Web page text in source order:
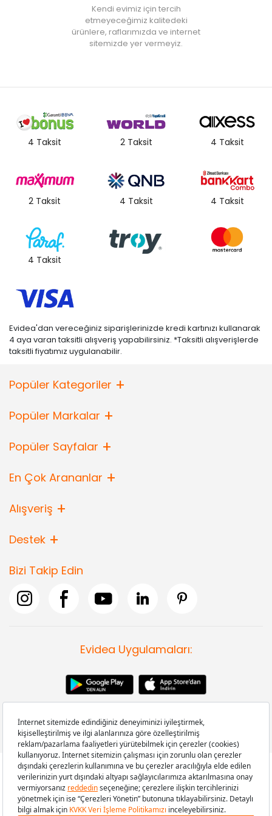
Kendi evimiz için tercih
etmeyeceğimiz kalitedeki
ürünlere, raflarımızda ve internet
sitemizde yer vermeyiz.
4 Taksit 2 Taksit 4 Taksit
2 Taksit 4 Taksit 4 Taksit
4 Taksit
Evidea'dan vereceğiniz siparişlerinizde kredi kartınızı kullanarak
4 aya varan taksitli alışveriş yapabilirsiniz. *Taksitli alışverişlerde
taksitli fiyatımız uygulanabilir.
Popüler Kategoriler
Popüler Markalar
Popüler Sayfalar
En Çok Arananlar
Alışveriş
Destek
Bizi Takip Edin
Evidea Uygulamaları:
Copyright © 2008-2026 Evidea.com | Tüm hakları saklıdır.